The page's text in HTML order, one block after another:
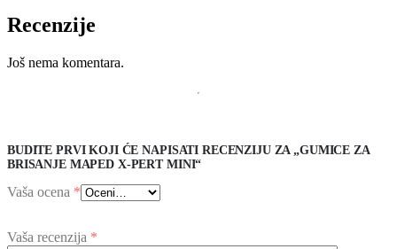
Recenzije
Još nema komentara.
BUDITE PRVI KOJI ĆE NAPISATI RECENZIJU ZA „GUMICE ZA
BRISANJE MAPED X-PERT MINI“
Vaša ocena *
Vaša recenzija *